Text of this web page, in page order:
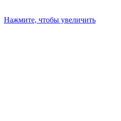
Нажмите, чтобы увеличить